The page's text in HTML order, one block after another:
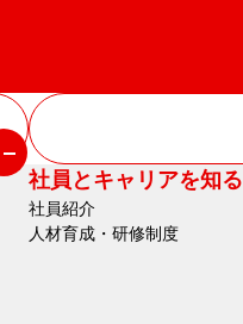
社員とキャリアを知る
社員紹介
人材育成・研修制度